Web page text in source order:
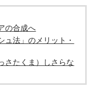
の合成へ
ュ法」のメリット・
さたくま）しさらな